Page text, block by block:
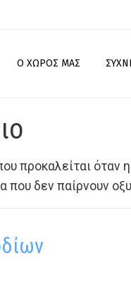
Ο ΧΏΡΟΣ ΜΑΣ
προκαλείται όταν
δεν παίρνουν